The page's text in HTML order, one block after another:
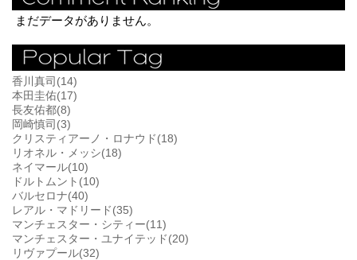
まだデータがありません。
香川真司(14)
本田圭佑(17)
長友佑都(8)
岡崎慎司(3)
クリスティアーノ・ロナウド(18)
リオネル・メッシ(18)
ネイマール(10)
ドルトムント(10)
バルセロナ(40)
レアル・マドリード(35)
マンチェスター・シティー(11)
マンチェスター・ユナイテッド(20)
リヴァプール(32)